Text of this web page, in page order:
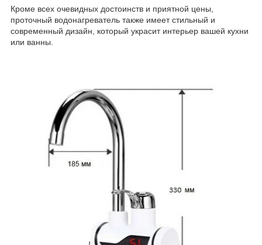
Кроме всех очевидных достоинств и приятной цены,
проточный водонагреватель также имеет стильный и
современный дизайн, который украсит интерьер вашей кухни
или ванны.